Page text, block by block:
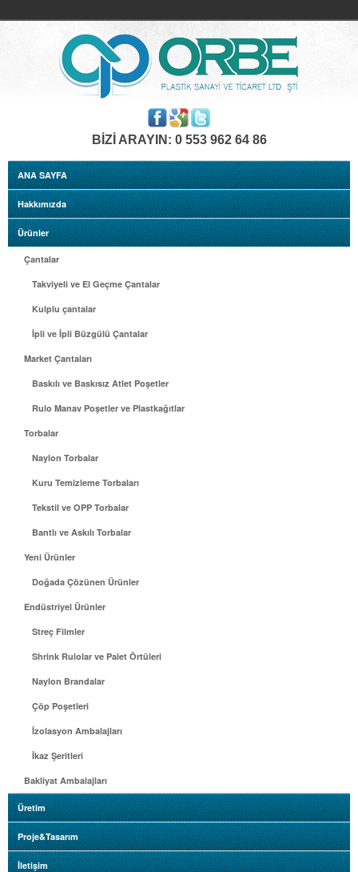
BİZİ ARAYIN: 0 553 962 64 86
ANA SAYFA
Hakkımızda
Ürünler
Çantalar
Takviyeli ve El Geçme Çantalar
Kulplu çantalar
İpli ve İpli Büzgülü Çantalar
Market Çantaları
Baskılı ve Baskısız Atlet Poşetler
Rulo Manav Poşetler ve Plastkağıtlar
Torbalar
Naylon Torbalar
Kuru Temizleme Torbaları
Tekstil ve OPP Torbalar
Bantlı ve Askılı Torbalar
Yeni Ürünler
Doğada Çözünen Ürünler
Endüstriyel Ürünler
Streç Filmler
Shrink Rulolar ve Palet Örtüleri
Naylon Brandalar
Çöp Poşetleri
İzolasyon Ambalajları
İkaz Şeritleri
Bakliyat Ambalajları
Üretim
Proje&Tasarım
İletişim